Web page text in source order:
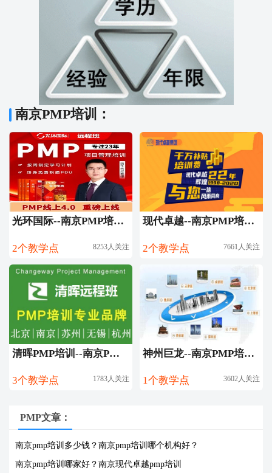
南京PMP培训：
光环国际--南京PMP培训第一品牌
2个教学点 8253人关注
现代卓越--南京PMP培训团购
2个教学点 7661人关注
清晖PMP培训--南京PMP培训团购
3个教学点 1783人关注
神州巨龙--南京PMP培训团购
1个教学点 3602人关注
PMP文章：
南京pmp培训多少钱？南京pmp培训哪个机构好？
南京pmp培训哪家好？南京现代卓越pmp培训